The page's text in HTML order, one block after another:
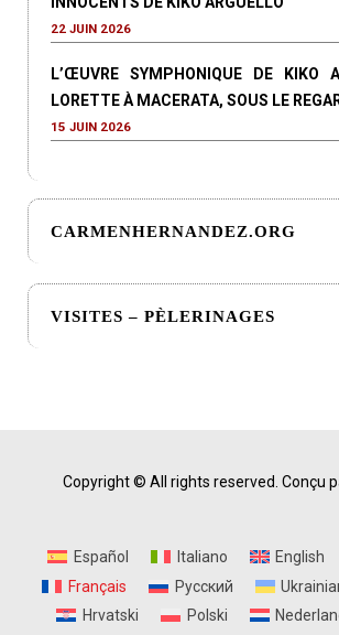
22 JUIN 2026
L’ŒUVRE SYMPHONIQUE DE KIKO
LORETTE À MACERATA, SOUS LE
15 JUIN 2026
CARMENHERNANDEZ.ORG
VISITES – PÈLERINAGES
Copyright © All rights reserved. Conçu
Español Italiano English
Français
Русский
Hrvatski
Polski